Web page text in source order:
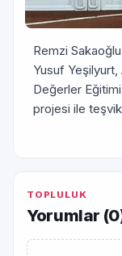
Remzi
Yusuf Yeşilyurt,
Değerler
projesi ile
TOPLULUK
Yorumlar (0